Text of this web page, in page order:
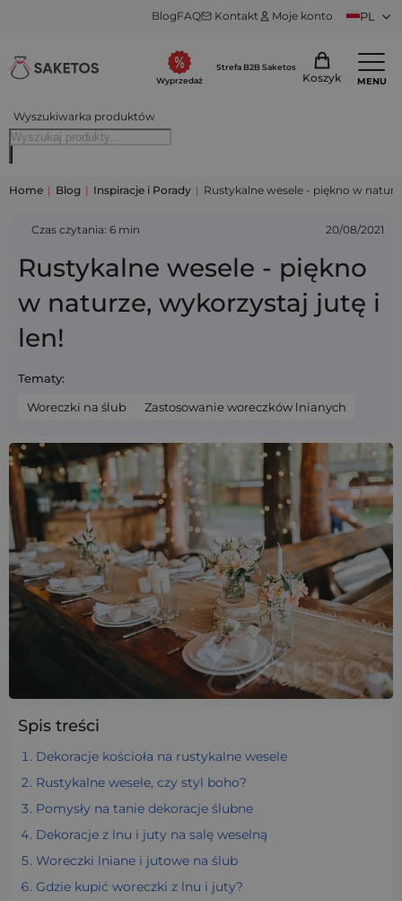
BlogFAQ Kontakt Moje konto PL
Wyszukiwarka produktów
Wyprzedaż
Strefa B2B Saketos
Koszyk MENU
Home | Blog | Inspiracje i Porady | Rustykalne wesele - piękno w
Czas czytania: 6 min 20/08/2021
Rustykalne wesele - piękno
w naturze, wykorzystaj jutę i
len!
Tematy:
Woreczki na ślub Zastosowanie woreczków lnianych
Spis treści
Dekoracje kościoła na rustykalne wesele
Rustykalne wesele, czy styl boho?
Pomysły na tanie dekoracje ślubne
Dekoracje z lnu i juty na salę weselną
Woreczki lniane i jutowe na ślub
Gdzie kupić woreczki z lnu i juty?